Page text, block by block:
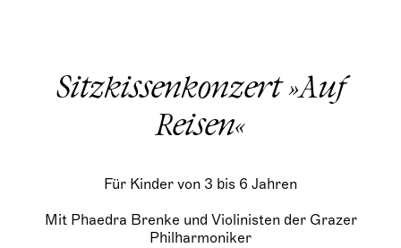
Sitzkissenkonzert »Auf
Reisen«
Für Kinder von 3 bis 6 Jahren
Mit Phaedra Brenke und Violinisten der Grazer
Philharmoniker